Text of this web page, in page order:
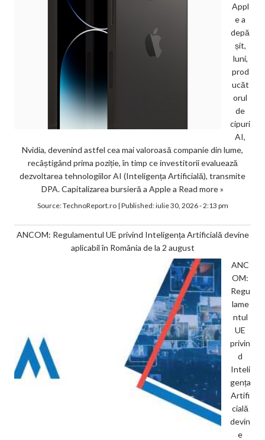
Appl
e a
depă
șit,
luni,
prod
ucăt
orul
de
cipuri
AI,
Nvidia, devenind astfel cea mai valoroasă companie din lume,
recâștigând prima poziție, în timp ce investitorii evaluează
dezvoltarea tehnologiilor AI (Inteligența Artificială), transmite
DPA. Capitalizarea bursieră a Apple a Read more »
Source:TechnoReport.ro| Published:iulie 30, 2026 - 2:13 pm
ANCOM: Regulamentul UE privind Inteligența Artificială devine
aplicabil în România de la 2 august
ANC
OM:
Regu
lame
ntul
UE
privin
d
Inteli
gența
Artifi
cială
devin
e